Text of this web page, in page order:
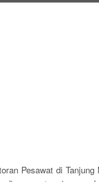
Pesawat di